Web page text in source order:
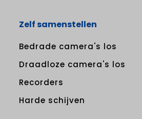
Zelf samenstellen
Bedrade camera's los
Draadloze camera's los
Recorders
Harde schijven